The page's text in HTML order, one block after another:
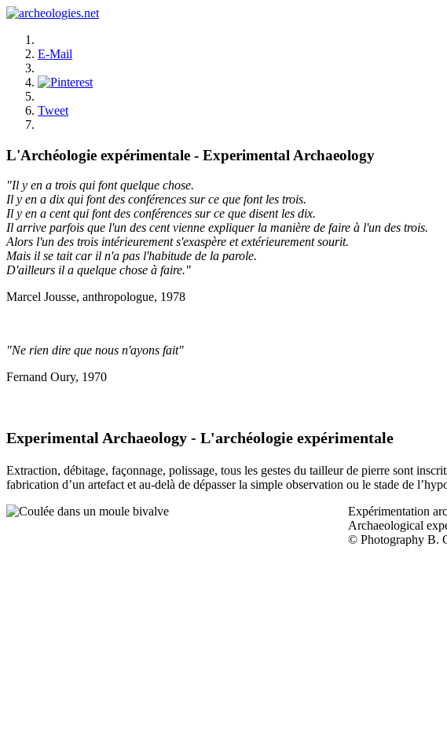
E-Mail
Tweet
L'Archéologie expérimentale - Experimental Archaeology
"Il y en a trois qui font quelque chose.
Il y en a dix qui font des conférences sur ce que font les trois.
Il y en a cent qui font des conférences sur ce que disent les dix.
Il arrive parfois que l'un des cent vienne expliquer la manière de faire à l'un des trois.
Alors l'un des trois intérieurement s'exaspère et extérieurement sourit.
Mais il se tait car il n'a pas l'habitude de la parole.
D'ailleurs il a quelque chose à faire."
Marcel Jousse, anthropologue, 1978
"Ne rien dire que nous n'ayons fait"
Fernand Oury, 1970
Experimental Archaeology - L'archéologie expérimentale
Extraction, débitage, façonnage, polissage, tous les gestes du tailleur de pierre sont
fabrication d’un artefact et au-delà de dépasser la simple observation ou le stade de
Expérimentation a
Archaeological
© Photography B.